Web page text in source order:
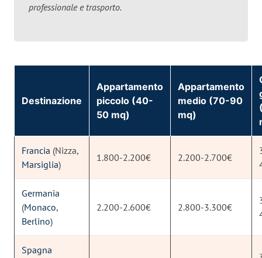
professionale e trasporto.
Destinazione
Appartamento
piccolo (40-
50 mq)
Appartamento
medio (70-90
mq)
Francia (Nizza,
Marsiglia)
1.800-2.200€ 2.200-2.700€
Germania
(Monaco,
Berlino)
2.200-2.600€ 2.800-3.300€
Spagna